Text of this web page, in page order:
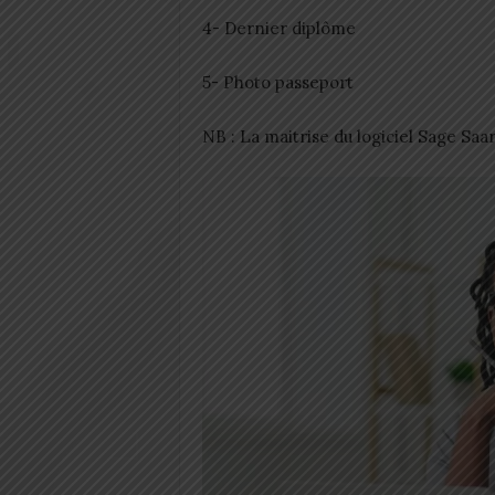
4- Dernier diplôme
5- Photo passeport
NB : La maitrise du logiciel Sage